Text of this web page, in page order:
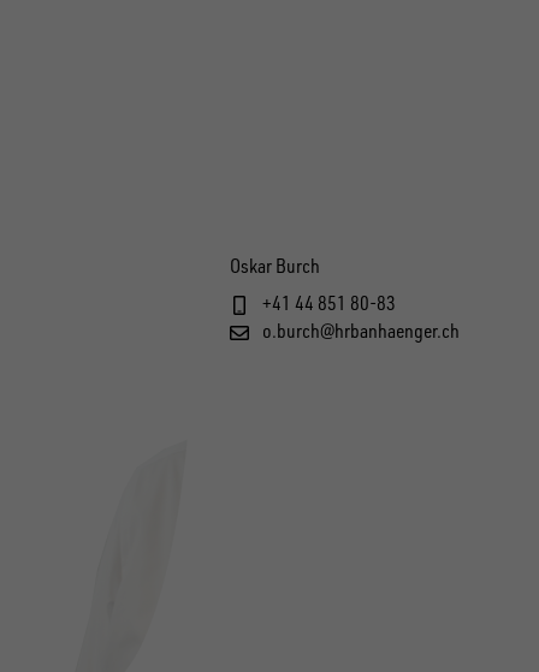
Oskar Burch
+41 44 851 80-83
o.burch@hrbanhaenger.ch